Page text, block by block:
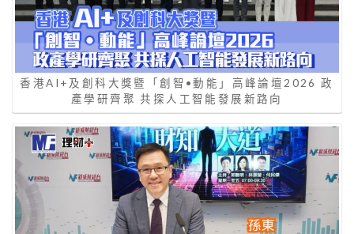
香港AI+及創科大獎暨「創智•動能」高峰論壇2026 政
產學研齊聚 共探人工智能發展新路向